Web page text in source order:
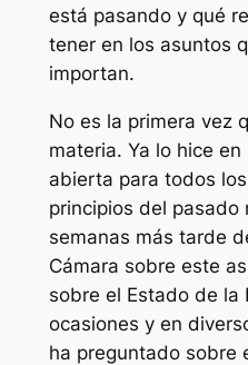
está pasando y qué
tener en los asuntos
importan.
No es la primera vez
materia. Ya lo hice
abierta para todos
principios del pasado
semanas más tarde
Cámara sobre este
sobre el Estado de la
ocasiones y en
ha preguntado sobre